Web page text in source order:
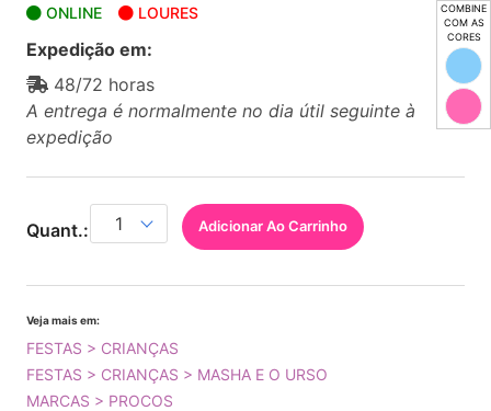
COMBINE
COM AS
CORES
ONLINE LOURES
Expedição em:
48/72 horas
A entrega é normalmente no dia útil seguinte à
expedição
Quant.: Adicionar Ao Carrinho
Veja mais em:
FESTAS > CRIANÇAS
FESTAS > CRIANÇAS > MASHA E O URSO
MARCAS > PROCOS